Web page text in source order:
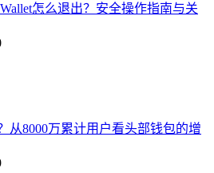
怎么退出？安全操作指南与关
从8000万累计用户看头部钱包的增